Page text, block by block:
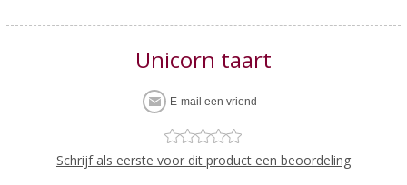
Unicorn taart
Schrijf als eerste voor dit product een beoordeling